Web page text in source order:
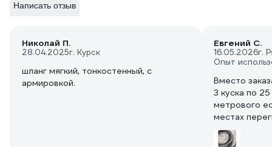
Написать отзыв
Николай П.
28.04.2025г. Курск
шланг мягкий, тонкостенный, с
армировкой.
Евгений С.
16.05.2026г.
Опыт
Вместо
3 куска по 25 +
метрового
местах
кто то